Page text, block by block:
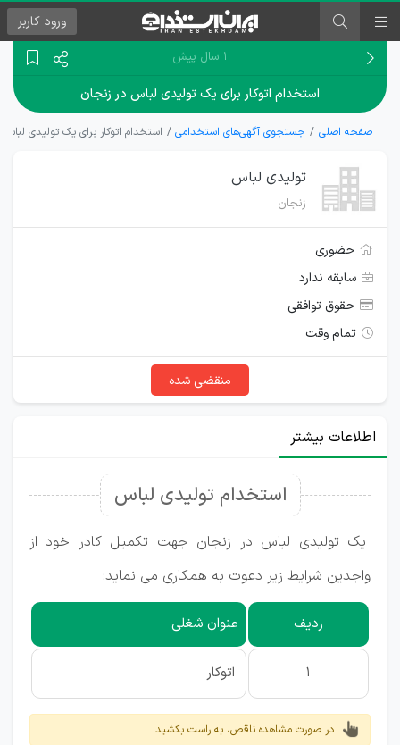
ورود کاربر
۱ سال پیش
استخدام اتوکار برای یک تولیدی لباس در زنجان
صفحه اصلی جستجوی آگهی‌های استخدامی استخدام اتوکار برای یک تولیدی لباس
تولیدی لباس
زنجان
حضوری
سابقه ندارد
حقوق توافقی
تمام وقت
منقضی شده
اطلاعات بیشتر
استخدام تولیدی لباس
یک تولیدی لباس در زنجان جهت تکمیل کادر خود از
واجدین شرایط زیر دعوت به همکاری می نماید:
ردیف عنوان شغلی
1 اتوکار
در صورت مشاهده ناقص، به راست بکشید